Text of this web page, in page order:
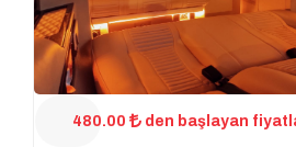
480.00 den başlayan